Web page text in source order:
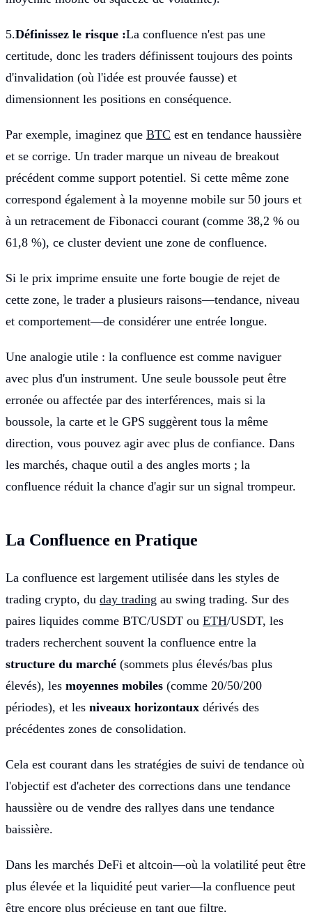
5.Définissez le risque :La confluence n'est pas une
certitude, donc les traders définissent toujours des points
d'invalidation (où l'idée est prouvée fausse) et
dimensionnent les positions en conséquence.
Par exemple, imaginez que BTC est en tendance haussière
et se corrige. Un trader marque un niveau de breakout
précédent comme support potentiel. Si cette même zone
correspond également à la moyenne mobile sur 50 jours et
à un retracement de Fibonacci courant (comme 38,2 % ou
61,8 %), ce cluster devient une zone de confluence.
Si le prix imprime ensuite une forte bougie de rejet de
cette zone, le trader a plusieurs raisons—tendance, niveau
et comportement—de considérer une entrée longue.
Une analogie utile : la confluence est comme naviguer
avec plus d'un instrument. Une seule boussole peut être
erronée ou affectée par des interférences, mais si la
boussole, la carte et le GPS suggèrent tous la même
direction, vous pouvez agir avec plus de confiance. Dans
les marchés, chaque outil a des angles morts ; la
confluence réduit la chance d'agir sur un signal trompeur.
La Confluence en Pratique
La confluence est largement utilisée dans les styles de
trading crypto, du day trading au swing trading. Sur des
paires liquides comme BTC/USDT ou ETH/USDT, les
traders recherchent souvent la confluence entre la
structure du marché (sommets plus élevés/bas plus
élevés), les moyennes mobiles (comme 20/50/200
périodes), et les niveaux horizontaux dérivés des
précédentes zones de consolidation.
Cela est courant dans les stratégies de suivi de tendance où
l'objectif est d'acheter des corrections dans une tendance
haussière ou de vendre des rallyes dans une tendance
baissière.
Dans les marchés DeFi et altcoin—où la volatilité peut être
plus élevée et la liquidité peut varier—la confluence peut
être encore plus précieuse en tant que filtre.